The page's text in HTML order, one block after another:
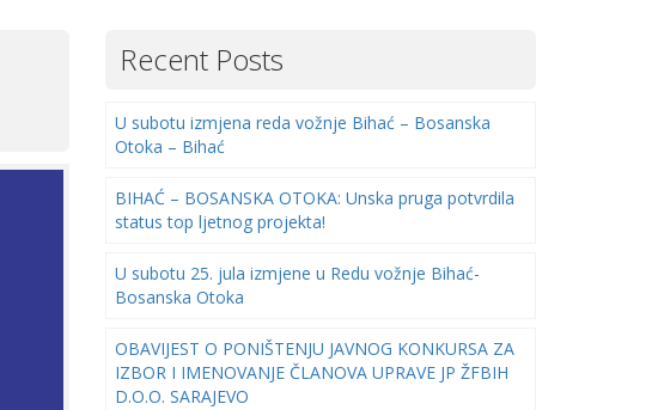
Recent Posts
U subotu izmjena reda vožnje Bihać – Bosanska
Otoka – Bihać
BIHAĆ – BOSANSKA OTOKA: Unska pruga potvrdila
status top ljetnog projekta!
U subotu 25. jula izmjene u Redu vožnje Bihać-
Bosanska Otoka
OBAVIJEST O PONIŠTENJU JAVNOG KONKURSA ZA
IZBOR I IMENOVANJE ČLANOVA UPRAVE JP ŽFBIH
D.O.O. SARAJEVO